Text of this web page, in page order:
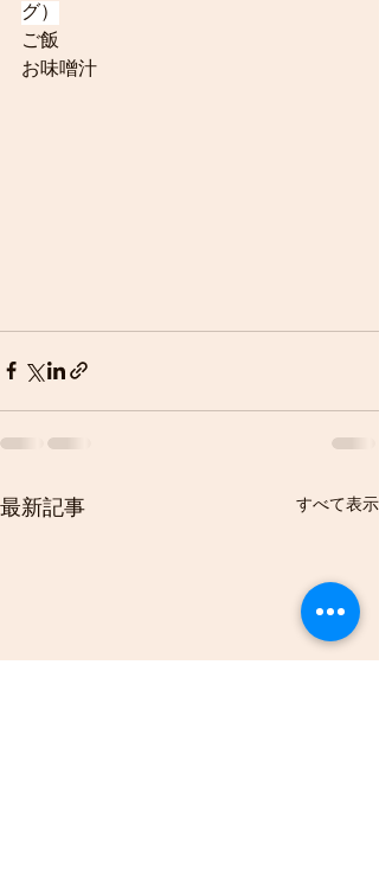
グ）
ご飯
お味噌汁
最新記事 すべて表示